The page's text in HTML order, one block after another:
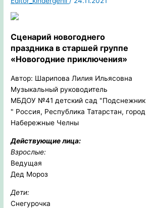
Сценарий новогоднего
праздника в старшей группе
«Новогодние приключения»
Автор: Шарипова Лилия Ильясовна
Музыкальный руководитель
МБДОУ №41 детский сад "Подснежник
" Россия, Республика Татарстан, город
Набережные Челны
Действующие лица:
Взрослые:
Ведущая
Дед Мороз
Дети:
Снегурочка